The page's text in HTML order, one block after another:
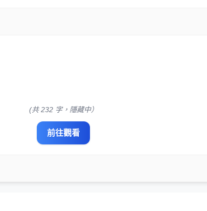
(共 232 字，隱藏中）
前往觀看